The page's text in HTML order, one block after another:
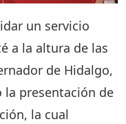
un servicio
a la altura de las
de Hidalgo,
la presentación de
la cual